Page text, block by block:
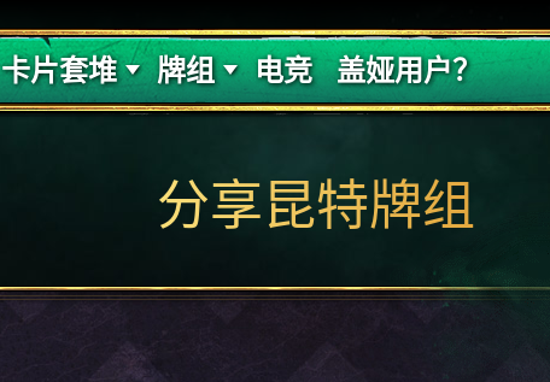
卡片套堆
力量的代价
牌组
牌组攻略
电竞 盖娅用户？
分享昆特牌组